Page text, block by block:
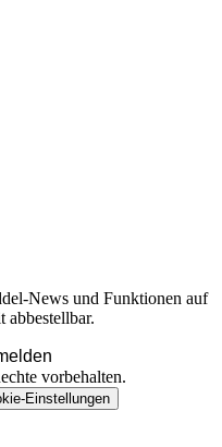
News und Funktionen auf
abbestellbar.
vorbehalten.
Einstellungen